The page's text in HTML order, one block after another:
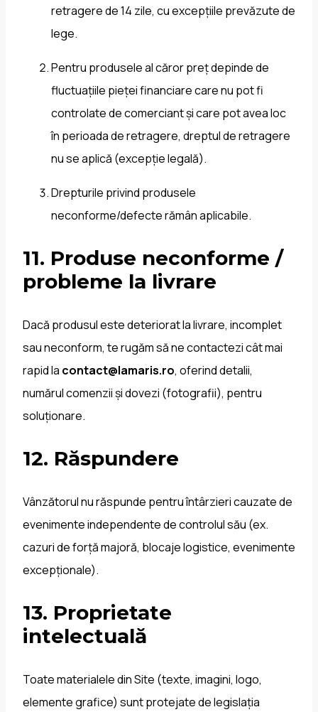
retragere de 14 zile, cu excepțiile prevăzute de
lege.
Pentru produsele al căror preț depinde de
fluctuațiile pieței financiare care nu pot fi
controlate de comerciant și care pot avea loc
în perioada de retragere, dreptul de retragere
nu se aplică (excepție legală).
Drepturile privind produsele
neconforme/defecte rămân aplicabile.
11. Produse neconforme /
probleme la livrare
Dacă produsul este deteriorat la livrare, incomplet
sau neconform, te rugăm să ne contactezi cât mai
rapid la contact@lamaris.ro, oferind detalii,
numărul comenzii și dovezi (fotografii), pentru
soluționare.
12. Răspundere
Vânzătorul nu răspunde pentru întârzieri cauzate de
evenimente independente de controlul său (ex.
cazuri de forță majoră, blocaje logistice, evenimente
excepționale).
13. Proprietate
intelectuală
Toate materialele din Site (texte, imagini, logo,
elemente grafice) sunt protejate de legislația